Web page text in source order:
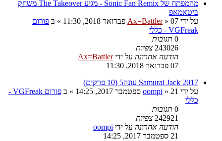
מהמפתח של Sonic Fan Remix - מגיע The Takeover משחק
ביטאמאפ
על ידי
Ax=Battler» 07 פברואר 2018, 11:30 » ב פורום
VGFreak - כללי
0 תגובות
243026 צפיות
הודעה אחרונה על ידיAx=Battler
07 פברואר 2018, 11:30
Samurai Jack 2017 עונה5 (10 פרקים)
על ידי
oompi » 21 ספטמבר 2017, 14:25 » ב
פורום VGFreak -
כללי
0 תגובות
242921 צפיות
הודעה אחרונה על ידי oompi
21 ספטמבר 2017, 14:25